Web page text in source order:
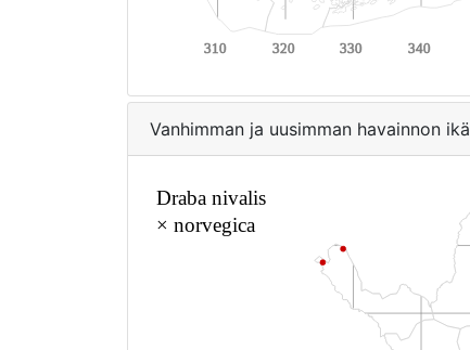
Vanhimman ja uusimman havainnon ikä